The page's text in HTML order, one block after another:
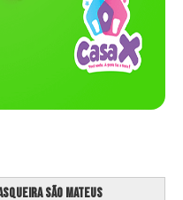
São Mateus